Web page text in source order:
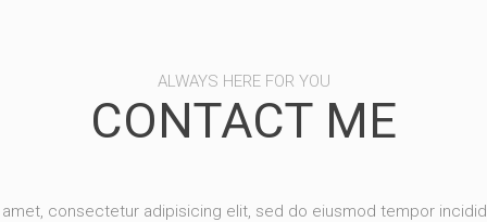
ALWAYS HERE FOR YOU
CONTACT ME
consectetur adipisicing elit, sed do eiusmod tempor